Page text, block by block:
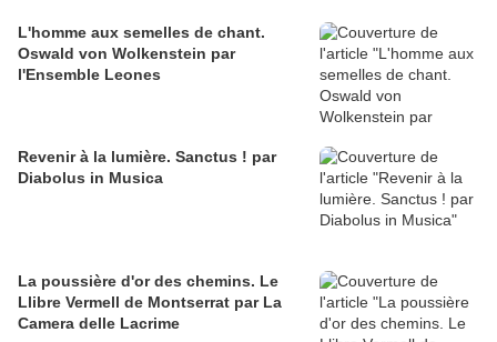
L'homme aux semelles de chant.
Oswald von Wolkenstein par
l'Ensemble Leones
Revenir à la lumière. Sanctus ! par
Diabolus in Musica
La poussière d'or des chemins. Le
Llibre Vermell de Montserrat par La
Camera delle Lacrime